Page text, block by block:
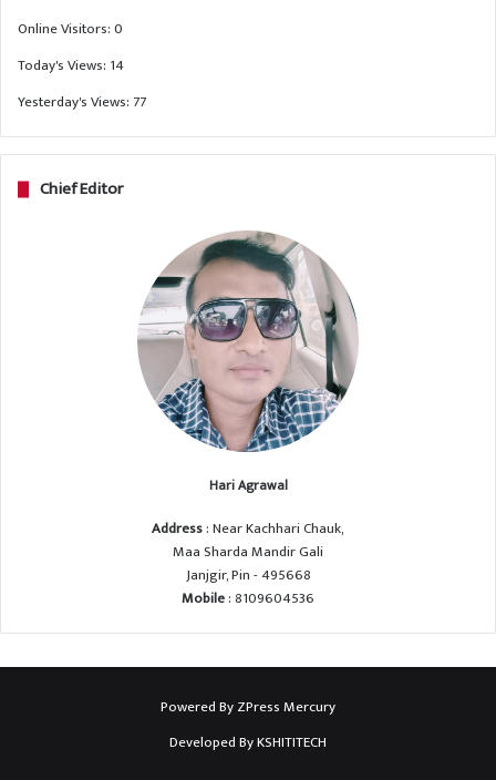
Online Visitors:0
Today's Views: 14
Yesterday's Views: 77
Chief Editor
Hari Agrawal
Address: Near Kachhari Chauk,
Maa Sharda Mandir Gali
Janjgir, Pin - 495668
Mobile: 8109604536
Powered ByZPress Mercury
Developed ByKSHITITECH